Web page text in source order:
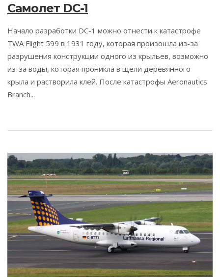
Самолет DC-1
Начало разработки DC-1 можно отнести к катастрофе
TWA Flight 599 в 1931 году, которая произошла из-за
разрушения конструкции одного из крыльев, возможно
из-за воды, которая проникла в щели деревянного
крыла и растворила клей. После катастрофы Aeronautics
Branch...